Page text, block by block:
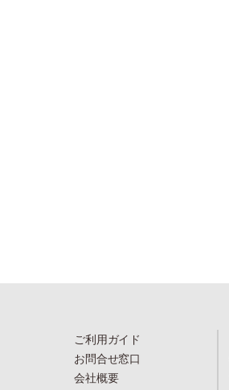
ご利用ガイド
お問合せ窓口
会社概要